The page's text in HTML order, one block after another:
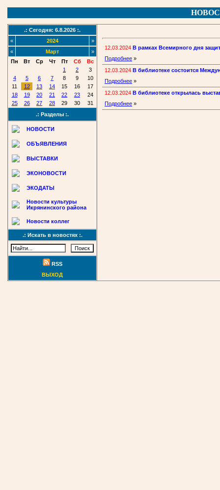
.: Сегодня: 6.8.2026 :.
«
2024
»
«
Март
»
Пн
Вт Ср Чт Пт Сб
Вс
1
2
3
4
5 6 7 8 9
10
11
12 13 14 15 16
17
18
19 20 21 22 23
24
25
26 27 28 29 30
31
.: Разделы :.
НОВОСТИ
ОБЪЯВЛЕНИЯ
ВЫСТАВКИ
ЭКОНОВОСТИ
ЭКОДАТЫ
Новости культуры
Икрянинского района
Новости коллег
.: Искать в новостях :.
RSS
ВЫХОД
12.03.2024 В рамках Всемирного дня
Подробнее »
12.03.2024 В библиотеке состоится
Подробнее »
12.03.2024 В библиотеке открылась
Подробнее »